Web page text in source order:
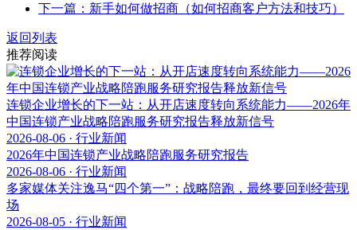
下一篇：新手如何做招商（如何招商客户方法和技巧）
返回列表
推荐阅读
连锁企业增长的下一站：从开店速度转向系统能力——2026年
中国连锁产业战略陪跑服务研究报告释放新信号
2026-08-06 · 行业新闻
2026年中国连锁产业战略陪跑服务研究报告
2026-08-06 · 行业新闻
多家媒体关注逸马“四个第一”：战略陪跑，最终要回到经营现
场
2026-08-05 · 行业新闻